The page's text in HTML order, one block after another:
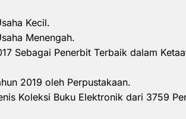
Kecil.
Menengah.
Sebagai Penerbit Terbaik dalam
2019 oleh Perpustakaan.
Koleksi Buku Elektronik dari 3759